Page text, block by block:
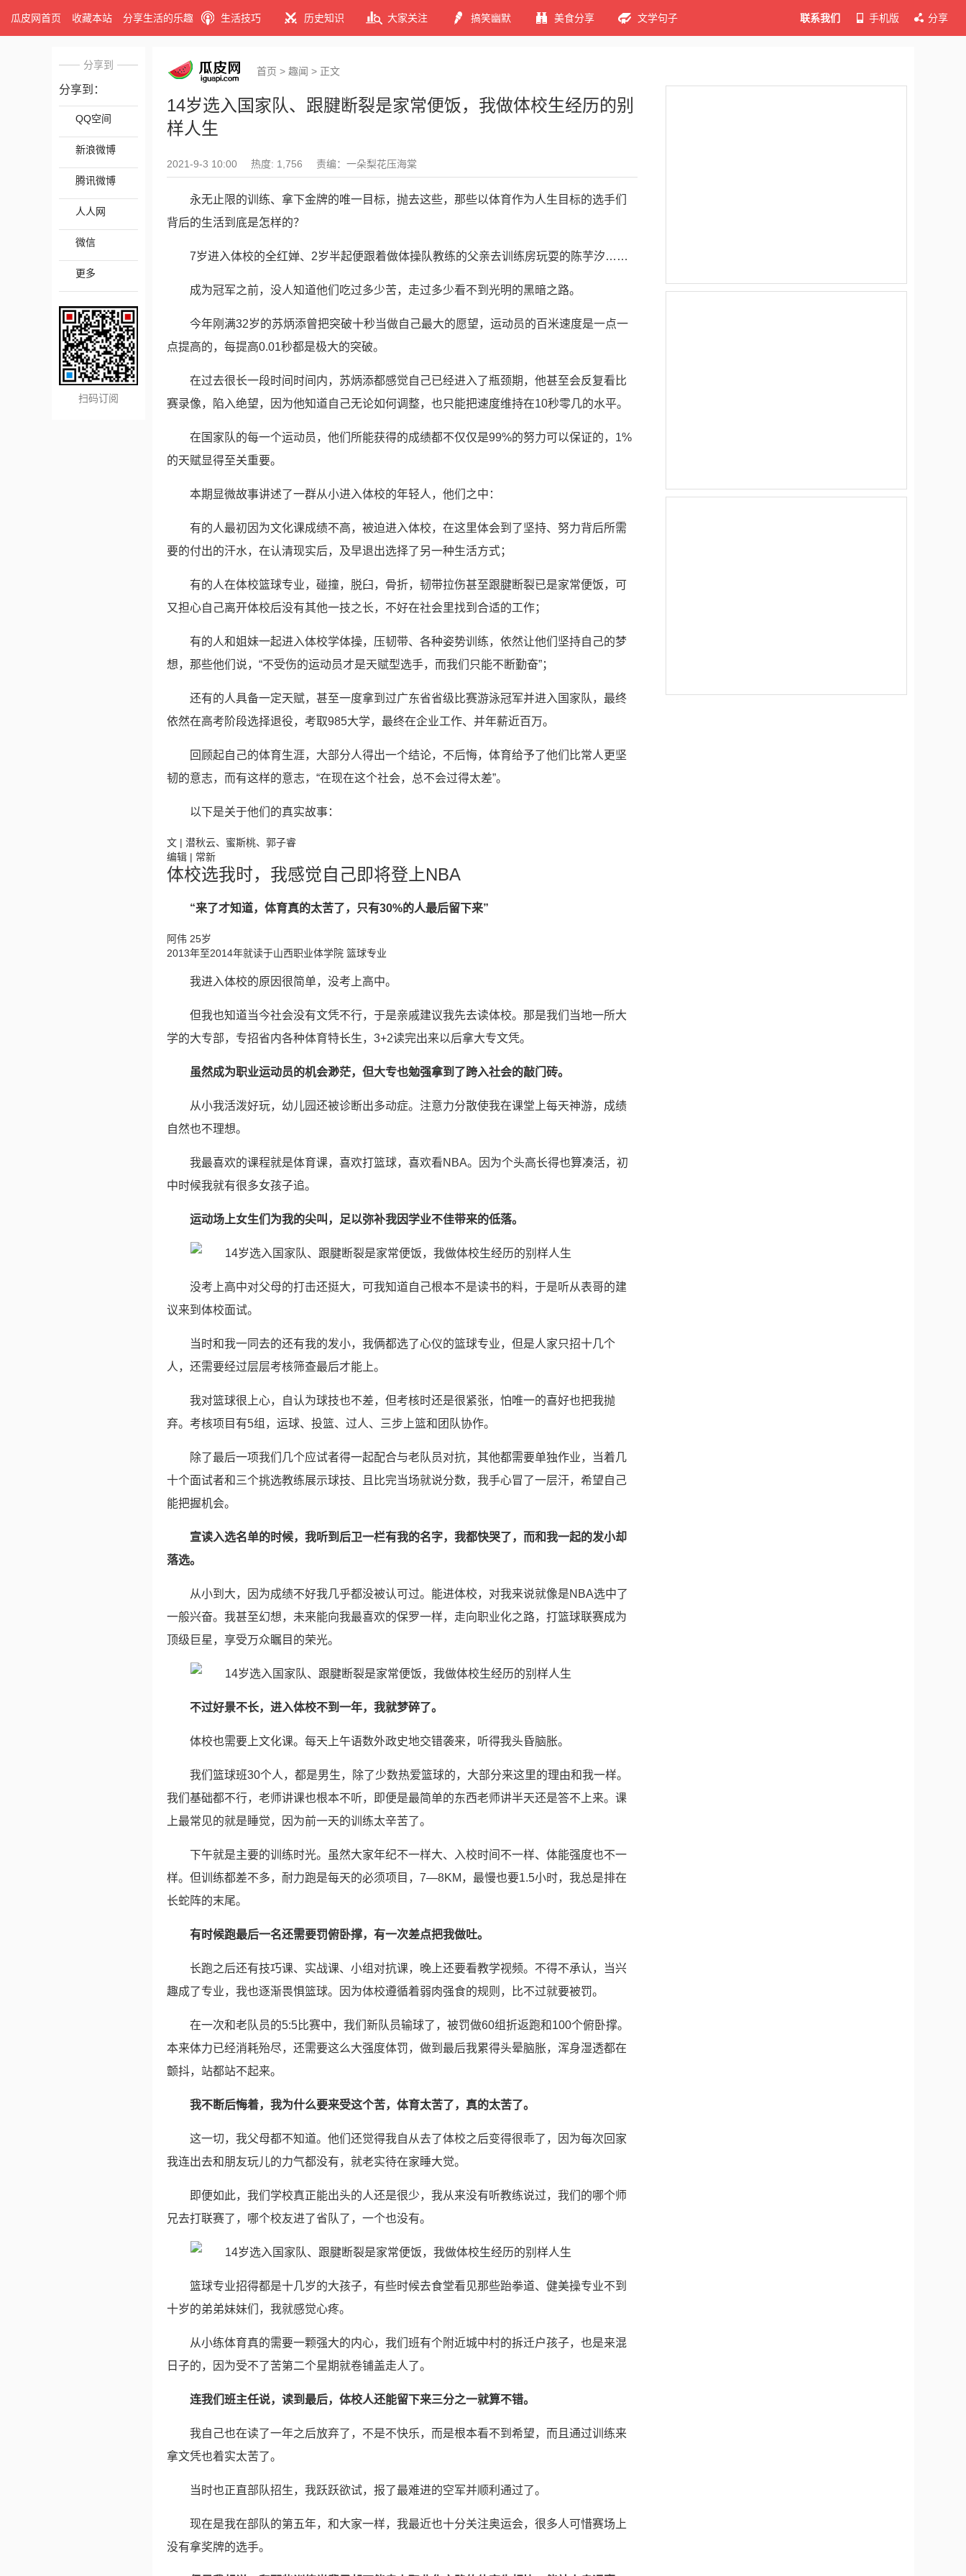
瓜皮网首页 收藏本站 分享生活的乐趣 生活技巧 历史知识 大家关注 搞笑幽默 美食分享 文学句子 联系我们 手机版 分享
分享到
分享到：
QQ空间
新浪微博
腾讯微博
人人网
微信
更多
扫码订阅
首页 > 趣闻 > 正文
14岁选入国家队、跟腱断裂是家常便饭，我做体校生经历的别
样人生
2021-9-3 10:00 热度: 1,756 责编：一朵梨花压海棠
永无止限的训练、拿下金牌的唯一目标，抛去这些，那些以体育作为人生目标的选手们
背后的生活到底是怎样的？
7岁进入体校的全红婵、2岁半起便跟着做体操队教练的父亲去训练房玩耍的陈芋汐……
成为冠军之前，没人知道他们吃过多少苦，走过多少看不到光明的黑暗之路。
今年刚满32岁的苏炳添曾把突破十秒当做自己最大的愿望，运动员的百米速度是一点一
点提高的，每提高0.01秒都是极大的突破。
在过去很长一段时间时间内，苏炳添都感觉自己已经进入了瓶颈期，他甚至会反复看比
赛录像，陷入绝望，因为他知道自己无论如何调整，也只能把速度维持在10秒零几的水平。
在国家队的每一个运动员，他们所能获得的成绩都不仅仅是99%的努力可以保证的，1%
的天赋显得至关重要。
本期显微故事讲述了一群从小进入体校的年轻人，他们之中：
有的人最初因为文化课成绩不高，被迫进入体校，在这里体会到了坚持、努力背后所需
要的付出的汗水，在认清现实后，及早退出选择了另一种生活方式；
有的人在体校篮球专业，碰撞，脱臼，骨折，韧带拉伤甚至跟腱断裂已是家常便饭，可
又担心自己离开体校后没有其他一技之长，不好在社会里找到合适的工作；
有的人和姐妹一起进入体校学体操，压韧带、各种姿势训练，依然让他们坚持自己的梦
想，那些他们说，“不受伤的运动员才是天赋型选手，而我们只能不断勤奋”；
还有的人具备一定天赋，甚至一度拿到过广东省省级比赛游泳冠军并进入国家队，最终
依然在高考阶段选择退役，考取985大学，最终在企业工作、并年薪近百万。
回顾起自己的体育生涯，大部分人得出一个结论，不后悔，体育给予了他们比常人更坚
韧的意志，而有这样的意志，“在现在这个社会，总不会过得太差”。
以下是关于他们的真实故事：
文 | 潜秋云、蜜斯桃、郭子睿
编辑 | 常新
体校选我时，我感觉自己即将登上NBA
“来了才知道，体育真的太苦了，只有30%的人最后留下来”
阿伟 25岁
2013年至2014年就读于山西职业体学院 篮球专业
我进入体校的原因很简单，没考上高中。
但我也知道当今社会没有文凭不行，于是亲戚建议我先去读体校。那是我们当地一所大
学的大专部，专招省内各种体育特长生，3+2读完出来以后拿大专文凭。
虽然成为职业运动员的机会渺茫，但大专也勉强拿到了跨入社会的敲门砖。
从小我活泼好玩，幼儿园还被诊断出多动症。注意力分散使我在课堂上每天神游，成绩
自然也不理想。
我最喜欢的课程就是体育课，喜欢打篮球，喜欢看NBA。因为个头高长得也算凑活，初
中时候我就有很多女孩子追。
运动场上女生们为我的尖叫，足以弥补我因学业不佳带来的低落。
没考上高中对父母的打击还挺大，可我知道自己根本不是读书的料，于是听从表哥的建
议来到体校面试。
当时和我一同去的还有我的发小，我俩都选了心仪的篮球专业，但是人家只招十几个
人，还需要经过层层考核筛查最后才能上。
我对篮球很上心，自认为球技也不差，但考核时还是很紧张，怕唯一的喜好也把我抛
弃。考核项目有5组，运球、投篮、过人、三步上篮和团队协作。
除了最后一项我们几个应试者得一起配合与老队员对抗，其他都需要单独作业，当着几
十个面试者和三个挑选教练展示球技、且比完当场就说分数，我手心冒了一层汗，希望自己
能把握机会。
宣读入选名单的时候，我听到后卫一栏有我的名字，我都快哭了，而和我一起的发小却
落选。
从小到大，因为成绩不好我几乎都没被认可过。能进体校，对我来说就像是NBA选中了
一般兴奋。我甚至幻想，未来能向我最喜欢的保罗一样，走向职业化之路，打篮球联赛成为
顶级巨星，享受万众瞩目的荣光。
不过好景不长，进入体校不到一年，我就梦碎了。
体校也需要上文化课。每天上午语数外政史地交错袭来，听得我头昏脑胀。
我们篮球班30个人，都是男生，除了少数热爱篮球的，大部分来这里的理由和我一样。
我们基础都不行，老师讲课也根本不听，即便是最简单的东西老师讲半天还是答不上来。课
上最常见的就是睡觉，因为前一天的训练太辛苦了。
下午就是主要的训练时光。虽然大家年纪不一样大、入校时间不一样、体能强度也不一
样。但训练都差不多，耐力跑是每天的必须项目，7—8KM，最慢也要1.5小时，我总是排在
长蛇阵的末尾。
有时候跑最后一名还需要罚俯卧撑，有一次差点把我做吐。
长跑之后还有技巧课、实战课、小组对抗课，晚上还要看教学视频。不得不承认，当兴
趣成了专业，我也逐渐畏惧篮球。因为体校遵循着弱肉强食的规则，比不过就要被罚。
在一次和老队员的5:5比赛中，我们新队员输球了，被罚做60组折返跑和100个俯卧撑。
本来体力已经消耗殆尽，还需要这么大强度体罚，做到最后我累得头晕脑胀，浑身湿透都在
颤抖，站都站不起来。
我不断后悔着，我为什么要来受这个苦，体育太苦了，真的太苦了。
这一切，我父母都不知道。他们还觉得我自从去了体校之后变得很乖了，因为每次回家
我连出去和朋友玩儿的力气都没有，就老实待在家睡大觉。
即便如此，我们学校真正能出头的人还是很少，我从来没有听教练说过，我们的哪个师
兄去打联赛了，哪个校友进了省队了，一个也没有。
篮球专业招得都是十几岁的大孩子，有些时候去食堂看见那些跆拳道、健美操专业不到
十岁的弟弟妹妹们，我就感觉心疼。
从小练体育真的需要一颗强大的内心，我们班有个附近城中村的拆迁户孩子，也是来混
日子的，因为受不了苦第二个星期就卷铺盖走人了。
连我们班主任说，读到最后，体校人还能留下来三分之一就算不错。
我自己也在读了一年之后放弃了，不是不快乐，而是根本看不到希望，而且通过训练来
拿文凭也着实太苦了。
当时也正直部队招生，我跃跃欲试，报了最难进的空军并顺利通过了。
现在是我在部队的第五年，和大家一样，我最近也十分关注奥运会，很多人可惜赛场上
没有拿奖牌的选手。